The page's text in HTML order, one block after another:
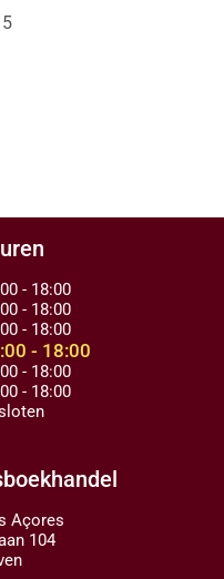
- 18:00
- 18:00
- 18:00
- 18:00
- 18:00
- 18:00
Açores
104